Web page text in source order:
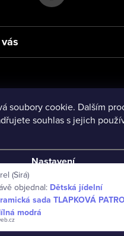
soubory cookie. Dalším
souhlas s jejich
Nastavení
Souhlasím
Vytvořil Shoptet
. Všechna práva
(Sirá)
objednal: Dětská jídelní
sada TLAPKOVÁ
modrá